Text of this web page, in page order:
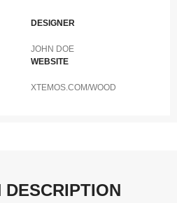
DESIGNER
JOHN DOE
WEBSITE
XTEMOS.COM/WOOD